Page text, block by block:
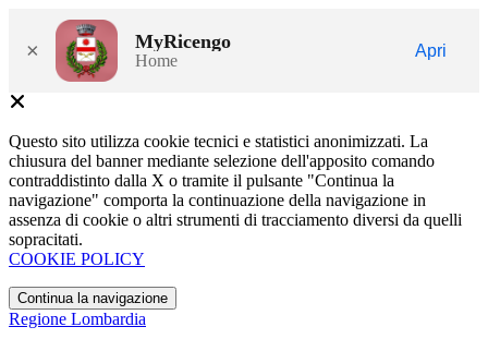
× MyRicengo
Home
Apri
Questo sito utilizza cookie tecnici e statistici anonimizzati. La
chiusura del banner mediante selezione dell'apposito comando
contraddistinto dalla X o tramite il pulsante "Continua la
navigazione" comporta la continuazione della navigazione in
assenza di cookie o altri strumenti di tracciamento diversi da quelli
sopracitati.
COOKIE POLICY
Continua la navigazione
Regione Lombardia